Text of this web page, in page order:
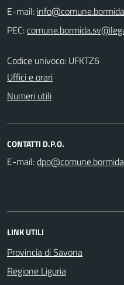
E-mail:
PEC:
Codice univoco: UFKTZ6
Uffici e orari
Numeri utili
CONTATTI D.P.O.
E-mail:
LINK UTILI
Provincia di Savona
Regione Liguria